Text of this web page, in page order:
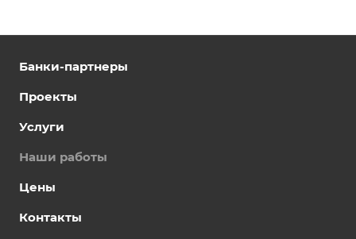
Банки-партнеры
Проекты
Услуги
Наши работы
Цены
Контакты